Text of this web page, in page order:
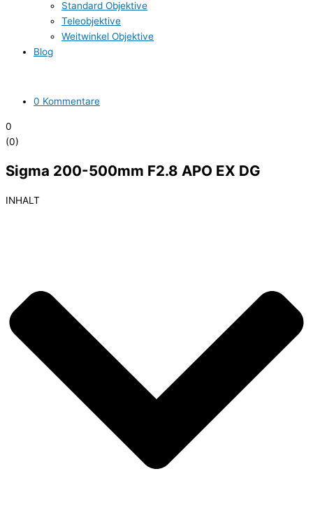
Standard Objektive
Teleobjektive
Weitwinkel Objektive
Blog
0 Kommentare
0
(0)
Sigma 200-500mm F2.8 APO EX DG
INHALT